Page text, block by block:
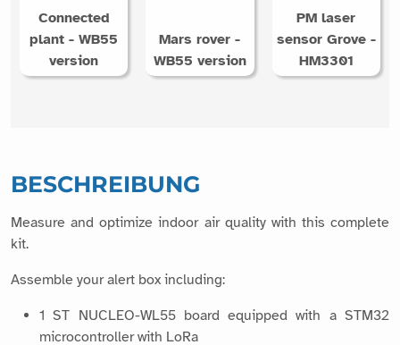
Connected
plant - WB55
version
Mars rover -
WB55 version
PM laser
sensor Grove -
HM3301
BESCHREIBUNG
Measure and optimize indoor air quality with this complete
kit.
Assemble your alert box including:
1 ST NUCLEO-WL55 board equipped with a STM32
microcontroller with LoRa